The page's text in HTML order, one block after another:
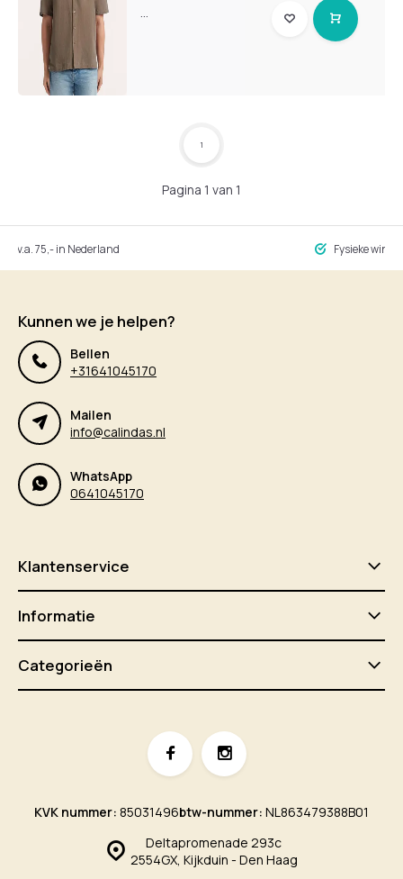
...
Pagina 1 van 1
1
v.a. 75,- in Nederland Fysieke
Kunnen we je helpen?
Bellen
+31641045170
Mailen
info@calindas.nl
WhatsApp
0641045170
Klantenservice
Informatie
Categorieën
Deltapromenade 293c
2554GX, Kijkduin - Den Haag
KVK nummer: 85031496btw-nummer: NL863479388B01